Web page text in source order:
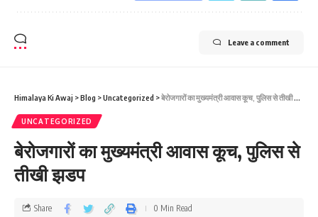
Leave a comment
Himalaya Ki Awaj >Blog >Uncategorized >बेरोजगारों का मुख्‍यमंत्री आवास कूच, पुलिस से तीखी झडप
UNCATEGORIZED
बेरोजगारों का मुख्‍यमंत्री आवास कूच, पुलिस से
तीखी झडप
Share 0 Min Read